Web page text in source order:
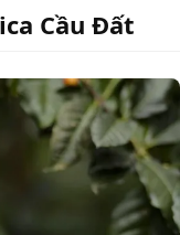
Cầu Đất